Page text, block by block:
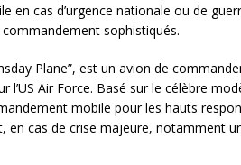
cas d’urgence nationale ou de
sophistiqués.
Plane”, est un avion de
Air Force. Basé sur le célèbre
mobile pour les hauts
en cas de crise majeure, notamment